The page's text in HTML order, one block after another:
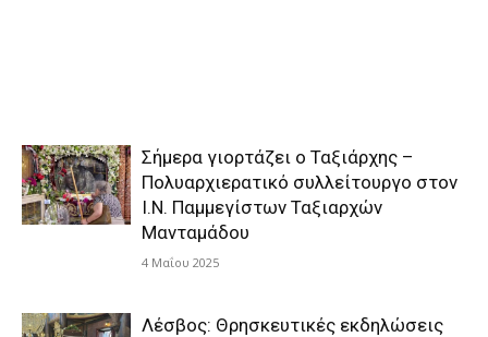
Σήμερα γιορτάζει ο Ταξιάρχης –
Πολυαρχιερατικό συλλείτουργο στον
Ι.Ν. Παμμεγίστων Ταξιαρχών
Μανταμάδου
4 Μαΐου 2025
Λέσβος: Θρησκευτικές εκδηλώσεις